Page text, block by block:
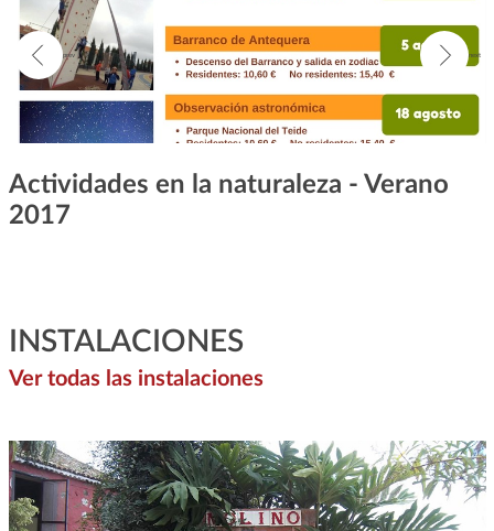
Actividades en la naturaleza - Verano
2017
INSTALACIONES
Ver todas las instalaciones